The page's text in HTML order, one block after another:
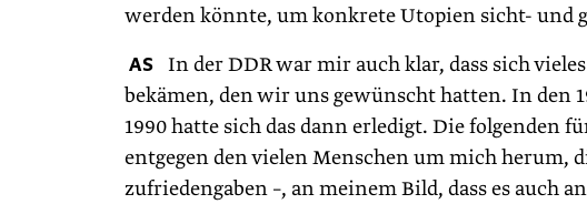
werden könnte, um konkrete Utopien sicht- und
AS In der DDR war mir auch klar, dass sich
bekämen, den wir uns gewünscht hatten. In den
1990 hatte sich das dann erledigt. Die folgenden
entgegen den vielen Menschen um mich herum,
zufriedengaben –, an meinem Bild, dass es auch